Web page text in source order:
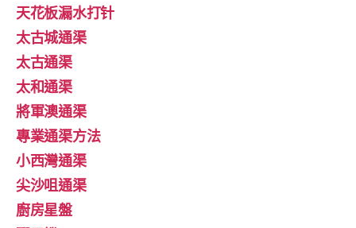
天花板漏水打针
太古城通渠
太古通渠
太和通渠
將軍澳通渠
專業通渠方法
小西灣通渠
尖沙咀通渠
廚房星盤